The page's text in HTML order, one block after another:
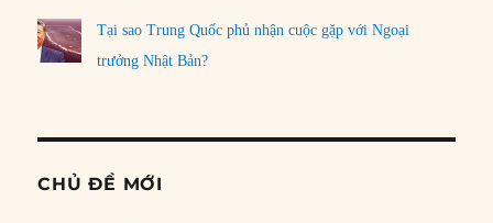
Tại sao Trung Quốc phủ nhận cuộc gặp với Ngoại
trưởng Nhật Bản?
CHỦ ĐỀ MỚI